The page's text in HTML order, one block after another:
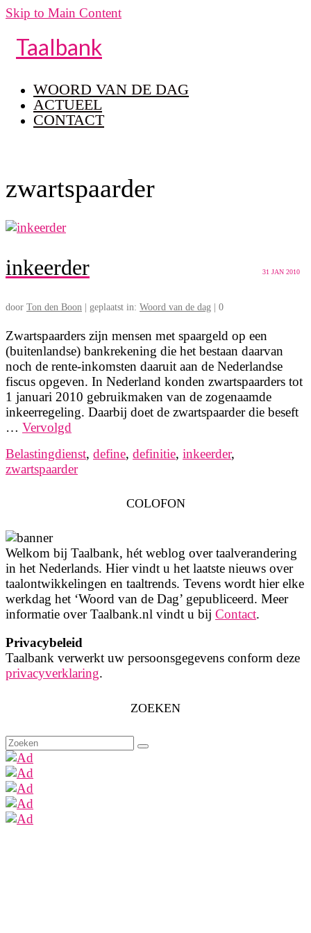
Skip to Main Content
Taalbank
WOORD VAN DE DAG
ACTUEEL
CONTACT
zwartspaarder
31 JAN 2010
inkeerder
door Ton den Boon geplaatst in: Woord van de dag 0
Zwartspaarders zijn mensen met spaargeld op een
(buitenlandse) bankrekening die het bestaan daarvan
noch de rente-inkomsten daaruit aan de Nederlandse
fiscus opgeven. In Nederland konden zwartspaarders tot
1 januari 2010 gebruikmaken van de zogenaamde
inkeerregeling. Daarbij doet de zwartspaarder die beseft
… Vervolgd
Belastingdienst, define, definitie, inkeerder,
zwartspaarder
COLOFON
Welkom bij Taalbank, hét weblog over taalverandering
in het Nederlands. Hier vindt u het laatste nieuws over
taalontwikkelingen en taaltrends. Tevens wordt hier elke
werkdag het ‘Woord van de Dag’ gepubliceerd. Meer
informatie over Taalbank.nl vindt u bij Contact.
Privacybeleid
Taalbank verwerkt uw persoonsgegevens conform deze
privacyverklaring.
ZOEKEN
Zoeken
naar: